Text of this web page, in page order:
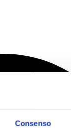
Consenso